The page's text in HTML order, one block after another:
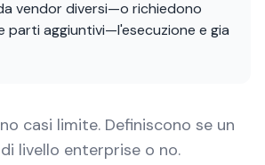
vendor diversi—o richiedono
parti aggiuntivi—l'esecuzione e gia
casi limite. Definiscono se un
di livello enterprise o no.